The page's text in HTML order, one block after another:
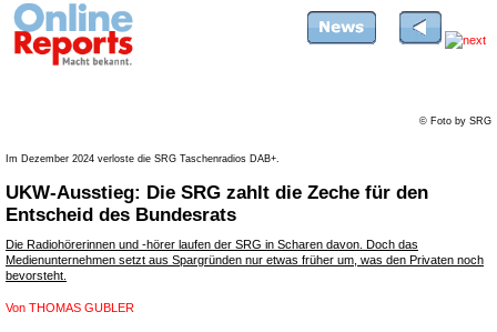
© Foto by SRG
Im Dezember 2024 verloste die SRG Taschenradios DAB+.
UKW-Ausstieg: Die SRG zahlt die Zeche für den
Entscheid des Bundesrats
Die Radiohörerinnen und -hörer laufen der SRG in Scharen davon. Doch das
Medienunternehmen setzt aus Spargründen nur etwas früher um, was den Privaten noch
bevorsteht.
Von THOMAS GUBLER